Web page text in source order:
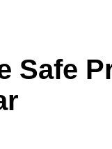
Safe